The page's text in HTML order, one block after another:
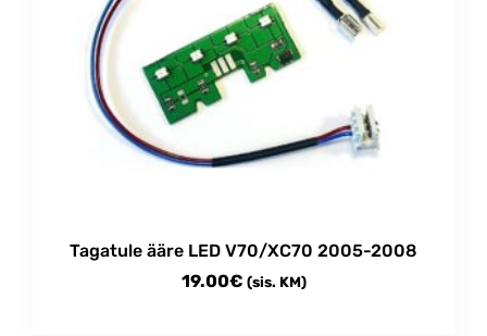
options
chosen
Tagatule ääre LED V70/XC70 2005-2008
19.00€ (sis. KM)